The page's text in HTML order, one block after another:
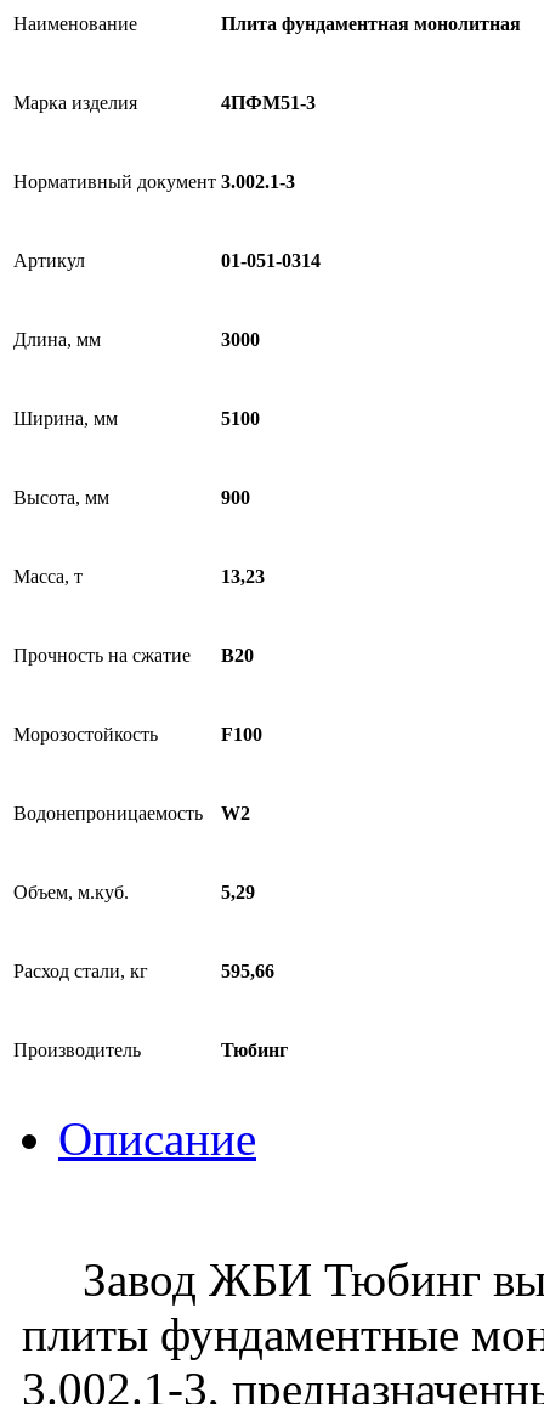
Наименование Плита фундаментная монолитная
Марка изделия 4ПФМ51-3
Нормативный документ 3.002.1-3
Артикул 01-051-0314
Длина, мм 3000
Ширина, мм 5100
Высота, мм 900
Масса, т 13,23
Прочность на сжатие B20
Морозостойкость F100
Водонепроницаемость W2
Объем, м.куб. 5,29
Расход стали, кг 595,66
Производитель Тюбинг
Описание
Завод ЖБИ Тюбинг
плиты фундаментные
3.002.1-3,